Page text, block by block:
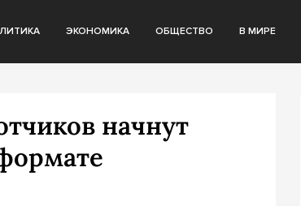
ЭКОНОМИКА ОБЩЕСТВО В МИРЕ
начнут